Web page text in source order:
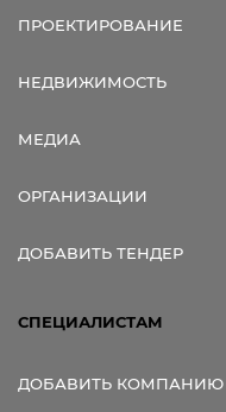
ПРОЕКТИРОВАНИЕ
НЕДВИЖИМОСТЬ
МЕДИА
ОРГАНИЗАЦИИ
ДОБАВИТЬ ТЕНДЕР
СПЕЦИАЛИСТАМ
ДОБАВИТЬ КОМПАНИЮ